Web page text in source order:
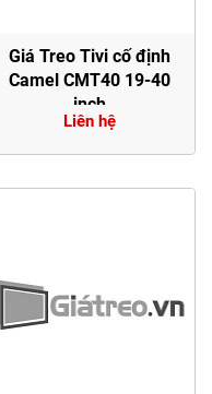
Giá Treo Tivi cố định
Camel CMT40 19-40
inch
Liên hệ